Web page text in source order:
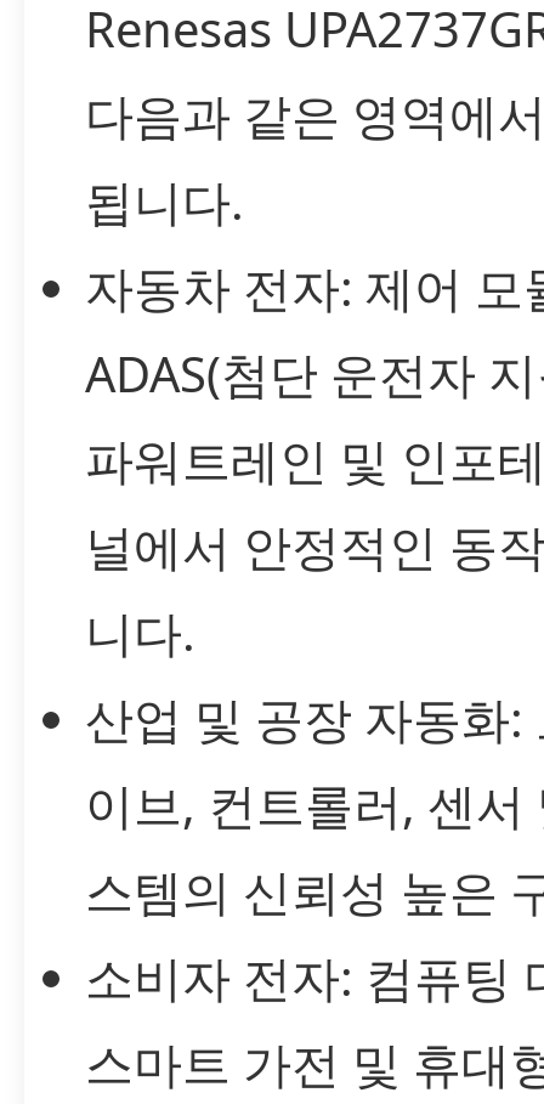
Renesas
다음과 같은 영역에
됩니다.
자동차 전자: 제어 모
ADAS(첨단 운전자
파워트레인 및 인포
널에서 안정적인 동
니다.
산업 및 공장 자동화:
이브, 컨트롤러, 센서
스템의 신뢰성 높은
소비자 전자: 컴퓨팅
스마트 가전 및 휴대